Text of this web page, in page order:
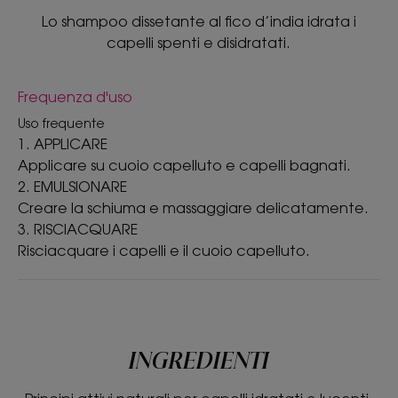
Lo shampoo dissetante al fico d’india idrata i
capelli spenti e disidratati.
Frequenza d'uso
Uso frequente
1. APPLICARE
Applicare su cuoio capelluto e capelli bagnati.
2. EMULSIONARE
Creare la schiuma e massaggiare delicatamente.
3. RISCIACQUARE
Risciacquare i capelli e il cuoio capelluto.
INGREDIENTI